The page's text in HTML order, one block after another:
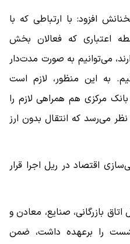
افزود: با ارتباطی که با
اعتباری که فعالان بخش
می‌توانیم به صورت مدت‌دار
به این منظور، لازم است
مرکزی هم همراهی لازم را
می‌رسد که انتقال بدون ارز
اقتصاد در ریل اجرا قرار
اتاق بازرگانی، صنایع، معادن و
نشست را برعهده داشت، ضمن